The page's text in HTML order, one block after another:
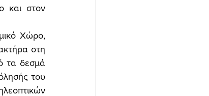
και στον
Χώρο,
στη
τα δεσμά
του